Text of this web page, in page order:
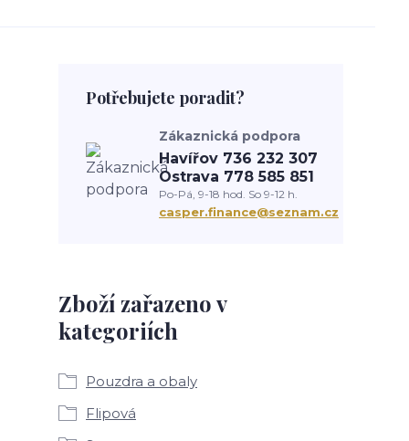
Zboží zařazeno v
kategoriích
Pouzdra a obaly
Flipová
Potřebujete poradit?
Zákaznická podpora
Havířov 736 232 307
Ostrava 778 585 851
Po-Pá, 9-18 hod. So 9-12 h.
casper.finance@seznam.cz